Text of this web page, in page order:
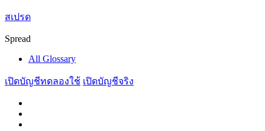
สเปรด
Spread
All Glossary
เปิดบัญชีทดลองใช้ เปิดบัญชีจริง